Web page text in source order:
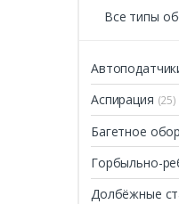
Все типы
Аспирация (25)
Багетное
Горбыльно-
Долбёжные